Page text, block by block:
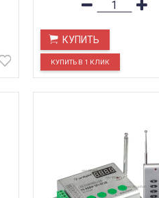
КУПИТЬ